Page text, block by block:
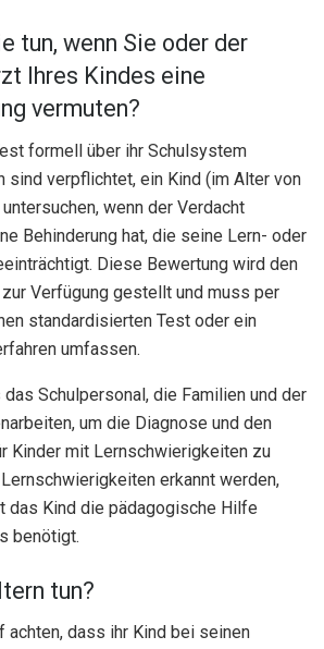
tun, wenn Sie oder der
Ihres Kindes eine
vermuten?
formell über ihr Schulsystem
sind verpflichtet, ein Kind (im Alter von
wenn der Verdacht
Behinderung hat, die seine Lern- oder
Diese Bewertung wird den
Verfügung gestellt und muss per
standardisierten Test oder ein
umfassen.
Schulpersonal, die Familien und der
um die Diagnose und den
Kinder mit Lernschwierigkeiten zu
erkannt werden,
das Kind die pädagogische Hilfe
benötigt.
tun?
achten, dass ihr Kind bei seinen